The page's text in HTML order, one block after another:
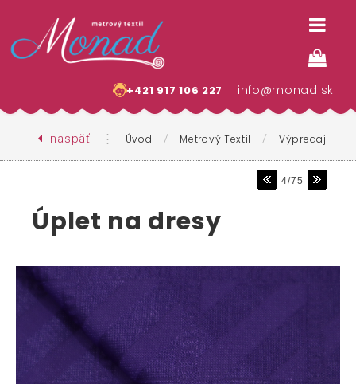
+421 917 106 227 info@monad.sk
naspäť ⋮ Úvod / Metrový Textil / Výpredaj
4/75
Úplet na dresy